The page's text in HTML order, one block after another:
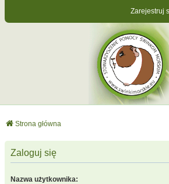
Zarejestruj
Strona główna
Zaloguj się
Nazwa użytkownika: